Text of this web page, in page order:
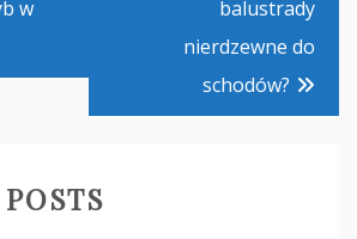
w
balustrady
nierdzewne do
schodów?